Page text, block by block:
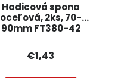
Hadicová spona
oceľová, 2ks, 70-
90mm FT380-42
€1,43